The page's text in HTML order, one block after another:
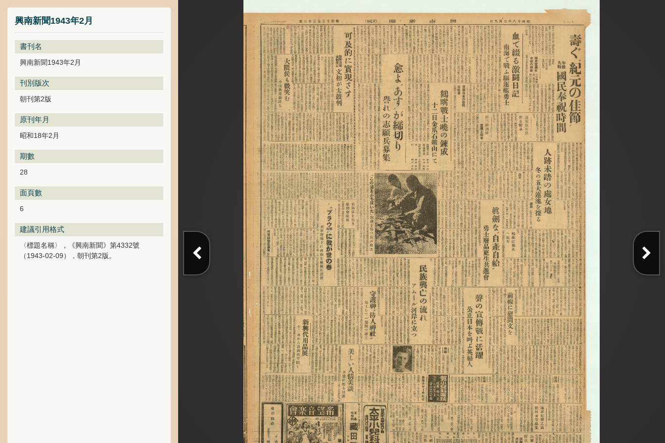
興南新聞1943年2月
書刊名
興南新聞1943年2月
刊別版次
朝刊第2版
原刊年月
昭和18年2月
期數
28
面頁數
6
建議引用格式
〈標題名稱〉，《興南新聞》第4332號
（1943-02-09），朝刊第2版。